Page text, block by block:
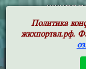
Политика
жкхпортал.рф.